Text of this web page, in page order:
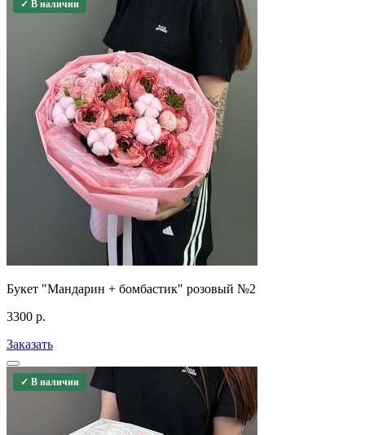
✓ В наличии
Букет "Мандарин + бомбастик" розовый №2
3300 р.
Заказать
✓ В наличии